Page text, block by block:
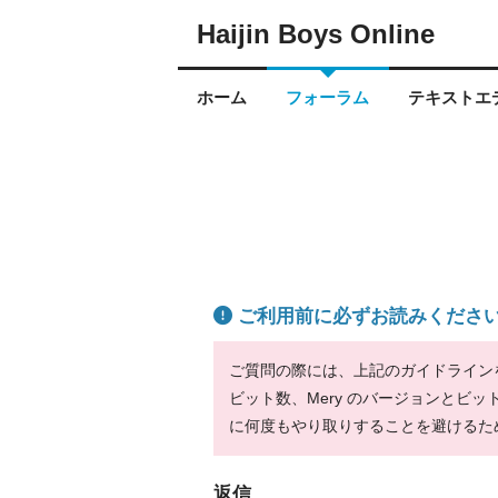
Haijin Boys Online
ホーム フォーラム テキストエ
ご利用前に必ずお読みくださ
ご質問の際には、上記のガイドライ
ビット数、Mery のバージョンとビッ
に何度もやり取りすることを避ける